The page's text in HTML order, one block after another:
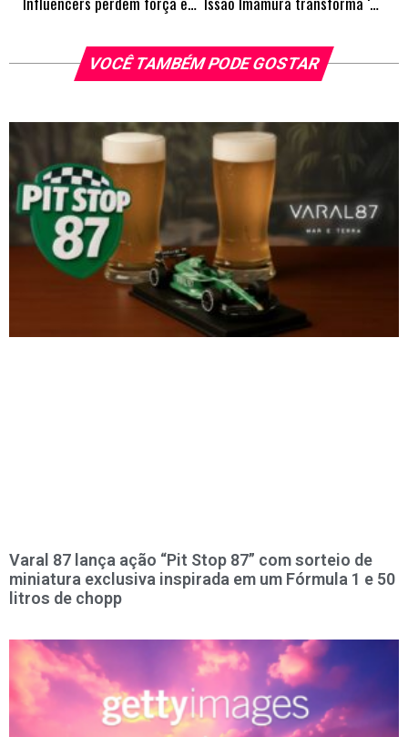
VOCÊ TAMBÉM PODE GOSTAR
Varal 87 lança ação “Pit Stop 87” com sorteio de
miniatura exclusiva inspirada em um Fórmula 1 e 50
litros de chopp